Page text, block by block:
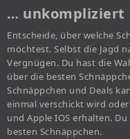
… unkompliziert
Entscheide, über welche
möchtest. Selbst die Jagd
Vergnügen. Du hast die
über die besten
Schnäppchen und Deals
einmal verschickt wird
und Apple IOS erhalten.
besten Schnäppchen.